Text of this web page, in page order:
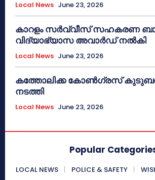
Local News June 23, 2026
കാറളം സർവ്വീസ് സഹകരണ
വിദ്യാഭ്യാസ അവാർഡ് നൽകി
Local News June 23, 2026
കത്തോലിക്ക കോൺഗ്രസ്
നടത്തി
Local News June 23, 2026
Popular
LOCAL NEWS POLICE & SAFETY